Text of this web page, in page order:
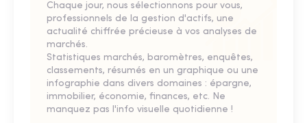
Chaque jour, nous sélectionnons pour vous,
professionnels de la gestion d'actifs, une
actualité chiffrée précieuse à vos analyses de
marchés.
Statistiques marchés, baromètres, enquêtes,
classements, résumés en un graphique ou une
infographie dans divers domaines : épargne,
immobilier, économie, finances, etc. Ne
manquez pas l'info visuelle quotidienne !